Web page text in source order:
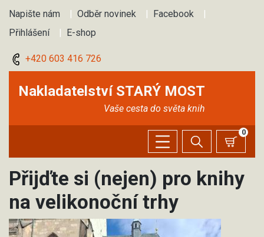
Napište nám | Odběr novinek | Facebook
|
Přihlášení
| E-shop
+420 603 416 726
Nakladatelství STARÝ MOST
Vaše cesta do světa knih
0
Přijďte si (nejen) pro knihy
na velikonoční trhy